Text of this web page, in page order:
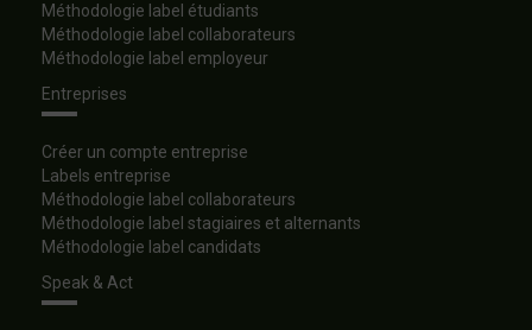
Méthodologie label étudiants
Méthodologie label collaborateurs
Méthodologie label employeur
Entreprises
Créer un compte entreprise
Labels entreprise
Méthodologie label collaborateurs
Méthodologie label stagiaires et alternants
Méthodologie label candidats
Speak & Act